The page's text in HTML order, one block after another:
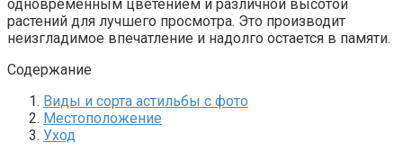
одновременным цветением и различной высотой
растений для лучшего просмотра. Это производит
неизгладимое впечатление и надолго остается в памяти.
Содержание
Виды и сорта астильбы с фото
Местоположение
Уход